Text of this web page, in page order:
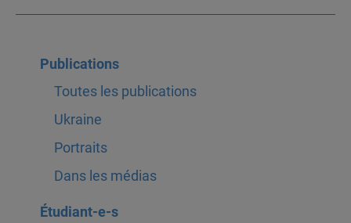
Publications
Toutes les publications
Ukraine
Portraits
Dans les médias
Étudiant-e-s